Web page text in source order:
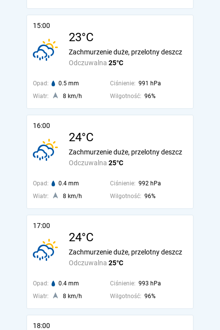
15:00
23°C
Odczuwalna 25°C
Zachmurzenie duże, przelotny deszcz
Opad: 0.5 mm Ciśnienie: 991 hPa
Wiatr:
8 km/h Wilgotność: 96%
16:00
24°C
Odczuwalna 25°C
Zachmurzenie duże, przelotny deszcz
Opad: 0.4 mm Ciśnienie: 992 hPa
Wiatr:
8 km/h Wilgotność: 96%
17:00
24°C
Odczuwalna 25°C
Zachmurzenie duże, przelotny deszcz
Opad: 0.4 mm Ciśnienie: 993 hPa
Wiatr:
8 km/h Wilgotność: 96%
18:00